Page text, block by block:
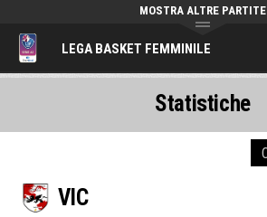
LEGA BASKET FEMMINILE
MOSTRA ALTRE PARTITE
VIC
Statistiche